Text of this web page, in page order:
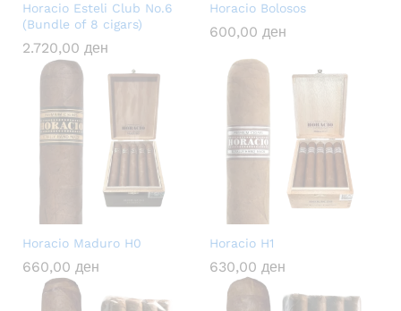
Horacio Esteli Club No.6
(Bundle of 8 cigars)
2.720,00 ден
Horacio Bolosos
600,00 ден
Horacio Maduro H0
660,00 ден
Horacio H1
630,00 ден